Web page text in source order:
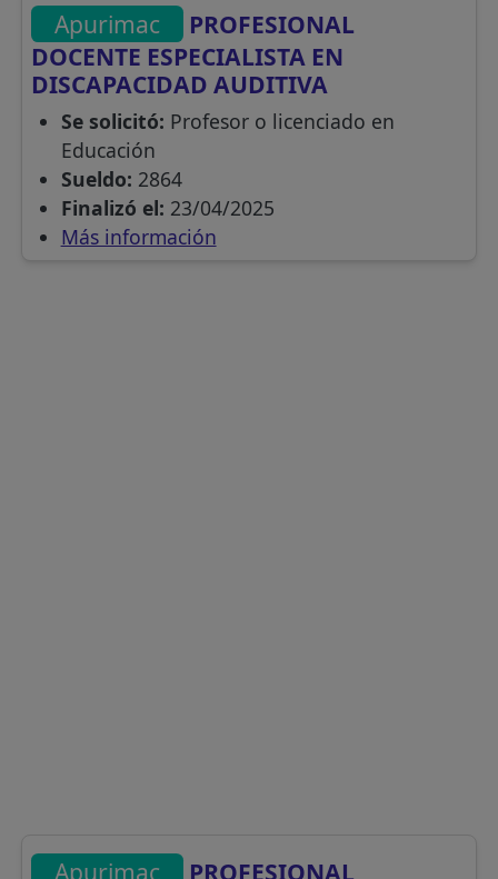
Apurimac
PROFESIONAL
DOCENTE ESPECIALISTA EN
DISCAPACIDAD AUDITIVA
Se solicitó: Profesor o licenciado en
Educación
Sueldo: 2864
Finalizó el: 23/04/2025
Más información
Apurimac
PROFESIONAL